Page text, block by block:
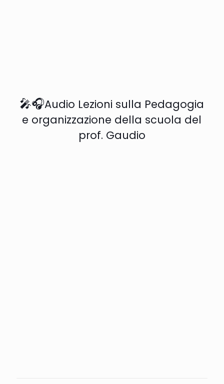
🎤🎧Audio Lezioni sulla Pedagogia
e organizzazione della scuola del
prof. Gaudio